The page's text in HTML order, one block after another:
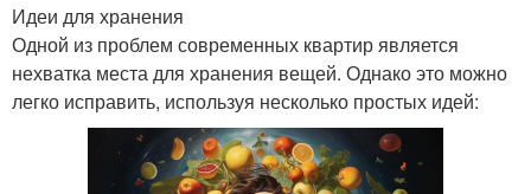
Идеи для хранения
Одной из проблем современных квартир является
нехватка места для хранения вещей. Однако это можно
легко исправить, используя несколько простых идей: